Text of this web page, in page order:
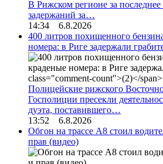
В Рижском регионе за последнее
задержаний за…
14:34 6.8.2026
400 литров похищенного
номера: в Риге задержали
Полицейские рижского
Госполиции пресекли
дуэта, поставившего…
13:52 6.8.2026
Обгон на трассе А8 стоил
прав (видео)